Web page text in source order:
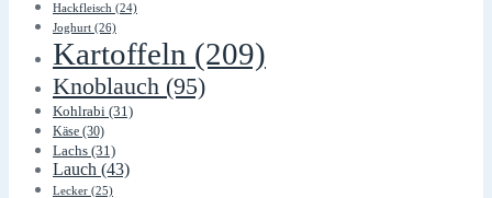
Hackfleisch (24)
Joghurt (26)
Kartoffeln (209)
Knoblauch (95)
Kohlrabi (31)
Käse (30)
Lachs (31)
Lauch (43)
Lecker (25)